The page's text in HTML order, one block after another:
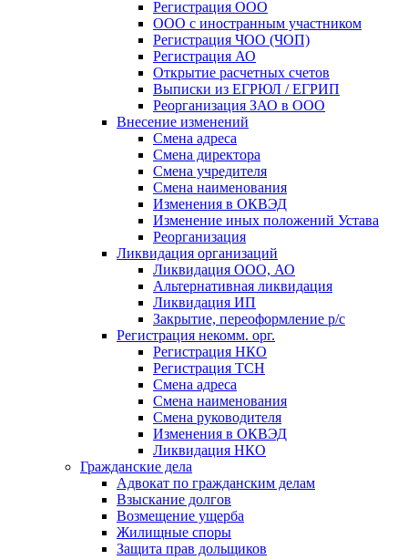
Регистрация ООО
ООО с иностранным участником
Регистрация ЧОО (ЧОП)
Регистрация АО
Открытие расчетных счетов
Выписки из ЕГРЮЛ / ЕГРИП
Реорганизация ЗАО в ООО
Внесение изменений
Смена адреса
Смена директора
Cмена учредителя
Смена наименования
Изменения в ОКВЭД
Изменение иных положений Устава
Реорганизация
Ликвидация организаций
Ликвидация ООО, АО
Альтернативная ликвидация
Ликвидация ИП
Закрытие, переоформление р/с
Регистрация некомм. орг.
Регистрация НКО
Регистрация ТСН
Смена адреса
Смена наименования
Смена руководителя
Изменения в ОКВЭД
Ликвидация НКО
Гражданские дела
Адвокат по гражданским делам
Взыскание долгов
Возмещение ущерба
Жилищные споры
Защита прав дольщиков